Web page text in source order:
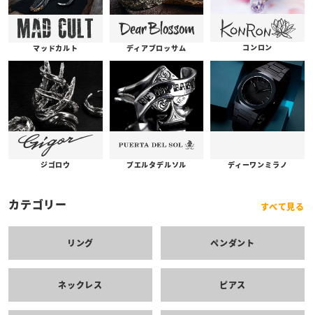
マッドカルト ディアブロッサム コンロン
ジゴロウ プエルタデルソル ディーワンミラノ
カテゴリー すべて見る
リング ペンダント
ネックレス ピアス